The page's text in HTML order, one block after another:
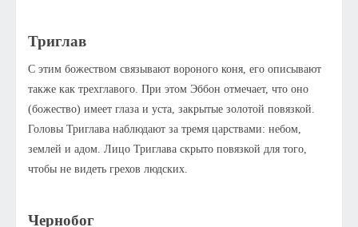
Триглав
С этим божеством связывают вороного коня, его описывают
также как трехглавого. При этом Эббон отмечает, что оно
(божество) имеет глаза и уста, закрытые золотой повязкой.
Головы Триглава наблюдают за тремя царствами: небом,
землей и адом. Лицо Триглава скрыто повязкой для того,
чтобы не видеть грехов людских.
Чернобог